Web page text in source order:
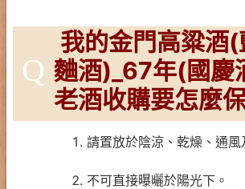
Q
我的金門高粱酒
麯酒)_67年(國慶
老酒收購要怎麼
請置放於陰涼、乾燥、通風
不可直接曝曬於陽光下。